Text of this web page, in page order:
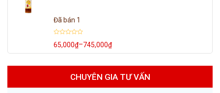
Đã bán 1
xếp
hạng
65,000₫–745,000₫
Khoảng
giá:
65,000₫
745,000₫CHUYÊN GIA TƯ VẤN